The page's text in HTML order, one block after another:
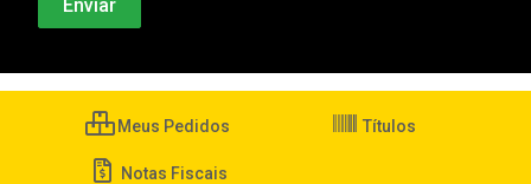
Meus Pedidos Títulos
Notas Fiscais